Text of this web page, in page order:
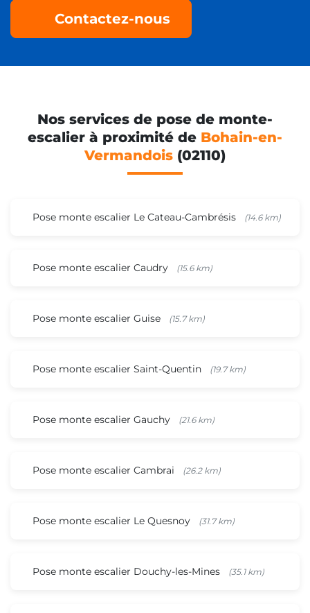
Contactez-nous
Nos services de pose de monte-
escalier à proximité de Bohain-en-
Vermandois (02110)
Pose monte escalier Le Cateau-Cambrésis (14.6 km)
Pose monte escalier Caudry (15.6 km)
Pose monte escalier Guise (15.7 km)
Pose monte escalier Saint-Quentin (19.7 km)
Pose monte escalier Gauchy (21.6 km)
Pose monte escalier Cambrai (26.2 km)
Pose monte escalier Le Quesnoy (31.7 km)
Pose monte escalier Douchy-les-Mines (35.1 km)